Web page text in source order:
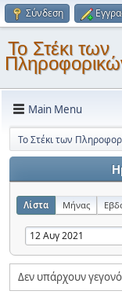
Σύνδεση
Το Στέκι των
Main Menu
Το Στέκι των
Λίστα Μήνας
Δεν υπάρχουν